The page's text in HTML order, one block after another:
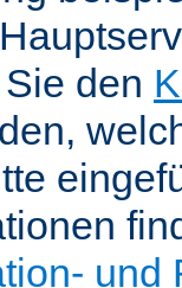
den
und